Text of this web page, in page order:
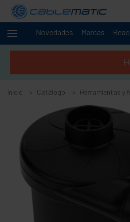
Novedades Marcas
Cables +
servidores
vídeo
+
Iluminación
Herramientas
+
Inicio Catálogo Herramientas y